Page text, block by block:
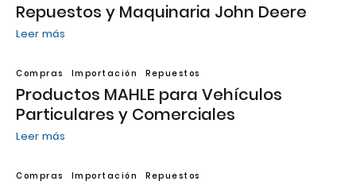
Repuestos y Maquinaria John Deere
Leer más
Compras Importación Repuestos
Productos MAHLE para Vehículos
Particulares y Comerciales
Leer más
Compras Importación Repuestos